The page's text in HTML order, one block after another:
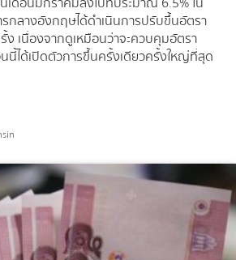
กลางอังกฤษได้ดำเนินการปรับขึ้นอัตรา
เนื่องจากดูเหมือนว่าจะควบคุมอัตรา
นนี้ได้เปิดตัวการขึ้นครั้งเดียวครั้งใหญ่ที่สุด